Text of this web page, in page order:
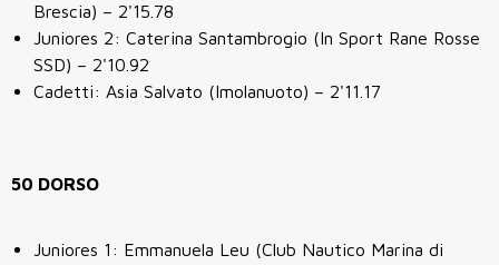
Brescia) – 2'15.78
Juniores 2: Caterina Santambrogio (In Sport Rane Rosse
SSD) – 2'10.92
Cadetti: Asia Salvato (Imolanuoto) – 2'11.17
50 DORSO
Juniores 1: Emmanuela Leu (Club Nautico Marina di